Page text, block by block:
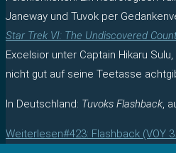
Janeway und Tuvok per
Star Trek VI: The Undiscovered
Excelsior unter Captain Hikaru
nicht gut auf seine Teetasse
In Deutschland: Tuvoks Flashback,
Weiterlesen#423: Flashback (VOY